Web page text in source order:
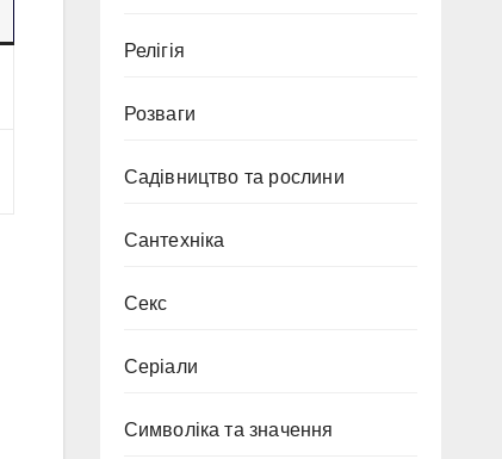
Релігія
Розваги
Садівництво та рослини
Сантехніка
Секс
Серіали
Символіка та значення